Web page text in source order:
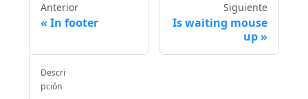
Anterior
In footer
Siguiente
Is waiting mouse
up
Descri
pción